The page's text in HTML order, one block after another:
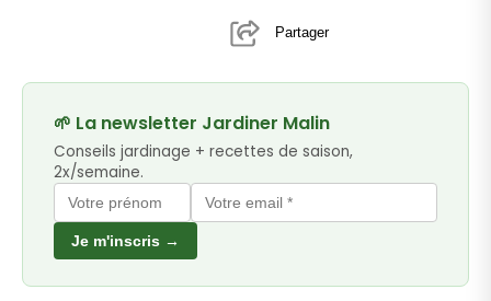
Partager
🌱 La newsletter Jardiner Malin
Conseils jardinage + recettes de saison,
2x/semaine.
Je m'inscris →